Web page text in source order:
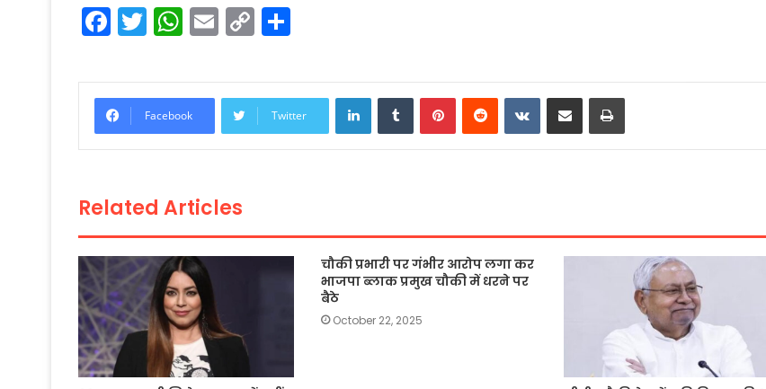
F
a
c
e
b
o
k
T
w
itt
er
W
h
a
ts
A
p
E
m
ai
l
C
o
p
y
Li
ar
e
Facebook Twitter
LinkedInTumblrPinterestReddit VKontakte
Share via Email Print
Related Articles
चौकी प्रभारी पर गंभीर आरोप लगा कर
भाजपा ब्लाक प्रमुख चौकी में धरने पर
बैठे
October 22, 2025